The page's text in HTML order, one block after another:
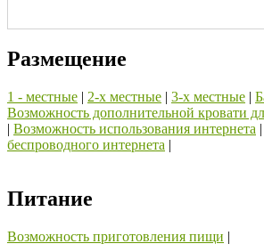
Размещение
1 - местные | 2-х местные | 3-х местные |
Возможность дополнительной кровати
| Возможность использования интернета |
беспроводного интернета |
Питание
Возможность приготовления пищи |